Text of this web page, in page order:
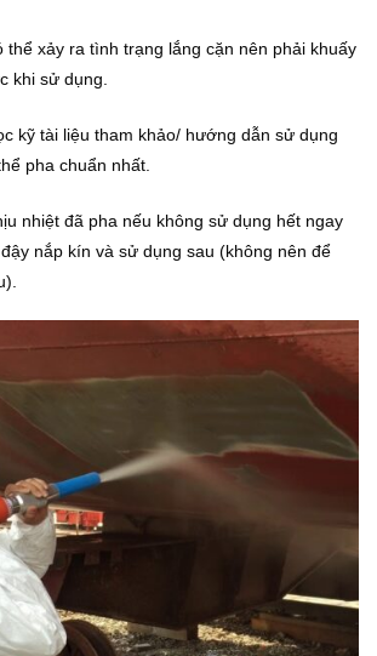
thể xảy ra tình trạng lắng cặn nên phải khuấy
khi sử dụng.
kỹ tài liệu tham khảo/ hướng dẫn sử dụng
pha chuẩn nhất.
nhiệt đã pha nếu không sử dụng hết ngay
nắp kín và sử dụng sau (không nên để